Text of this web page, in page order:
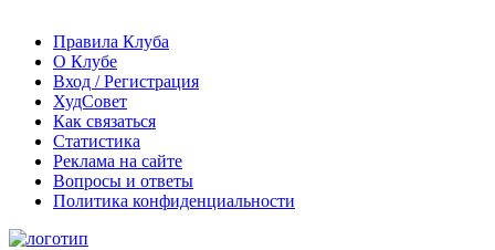
Правила Клуба
О Клубе
Вход / Регистрация
ХудСовет
Как связаться
Статистика
Реклама на сайте
Вопросы и ответы
Политика конфиденциальности